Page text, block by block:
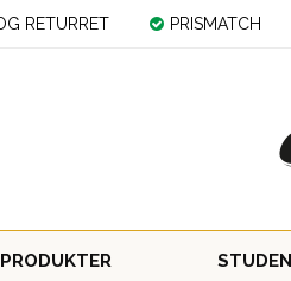
RETURRET PRISMATCH
PRODUKTER